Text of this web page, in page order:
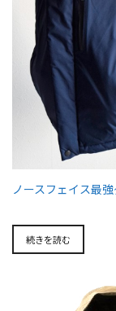
ノースフェイス最
続きを読む